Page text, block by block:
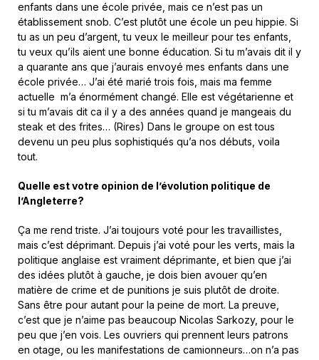
enfants dans une école privée, mais ce n’est pas un
établissement snob. C’est plutôt une école un peu hippie. Si
tu as un peu d’argent, tu veux le meilleur pour tes enfants,
tu veux qu’ils aient une bonne éducation. Si tu m’avais dit il y
a quarante ans que j’aurais envoyé mes enfants dans une
école privée… J’ai été marié trois fois, mais ma femme
actuelle m’a énormément changé. Elle est végétarienne et
si tu m’avais dit ca il y a des années quand je mangeais du
steak et des frites… (Rires) Dans le groupe on est tous
devenu un peu plus sophistiqués qu’a nos débuts, voila
tout.
Quelle est votre opinion de l’évolution politique de
l’Angleterre?
Ça me rend triste. J’ai toujours voté pour les travaillistes,
mais c’est déprimant. Depuis j’ai voté pour les verts, mais la
politique anglaise est vraiment déprimante, et bien que j’ai
des idées plutôt à gauche, je dois bien avouer qu’en
matière de crime et de punitions je suis plutôt de droite.
Sans être pour autant pour la peine de mort. La preuve,
c’est que je n’aime pas beaucoup Nicolas Sarkozy, pour le
peu que j’en vois. Les ouvriers qui prennent leurs patrons
en otage, ou les manifestations de camionneurs…on n’a pas